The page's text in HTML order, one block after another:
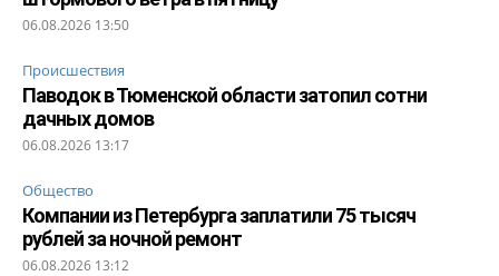
06.08.2026 13:50
Происшествия
Паводок в Тюменской области затопил сотни
дачных домов
06.08.2026 13:17
Общество
Компании из Петербурга заплатили 75 тысяч
рублей за ночной ремонт
06.08.2026 13:12